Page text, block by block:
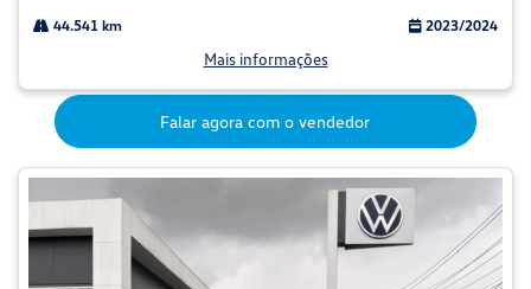
44.541 km 2023/2024
Mais informações
Falar agora com o vendedor